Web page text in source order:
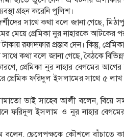
গ্রহন করেনি পুলিশ।
সাথে কথা বলে জানা গেছে,
মেয়ে প্রেমিকা নুর নাহারকে আটকের
রফাদফার প্রস্তাব দেন। কিন্তু,
কথা বলে জানা গেছে, বৈঠকে
প্রেমিকা নুর নাহার বেগমের
প্রেমিক ফরিদুল ইসলামের সাথে ৫
ভাই সাহেব আলী বলেন, বিয়ে
ফরিদুল ইসলাম ও নুর নাহার
ছেলেপক্ষকে কৌশলে বাঁচাতে